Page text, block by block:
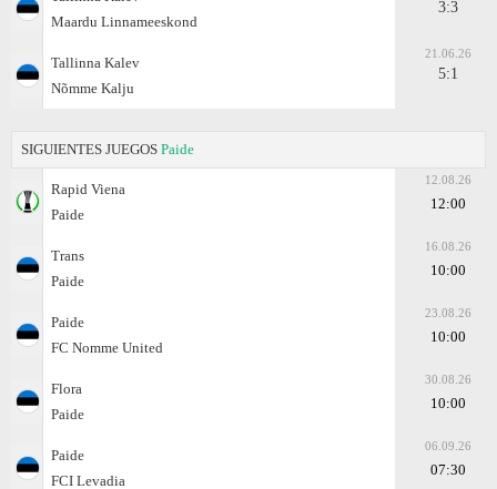
Maardu Linnameeskond
3:3
Tallinna Kalev
Nõmme Kalju
21.06.26
5:1
SIGUIENTES JUEGOS Paide
Rapid Viena
Paide
12.08.26
12:00
Trans
Paide
16.08.26
10:00
Paide
FC Nomme United
23.08.26
10:00
Flora
Paide
30.08.26
10:00
Paide
FCI Levadia
06.09.26
07:30